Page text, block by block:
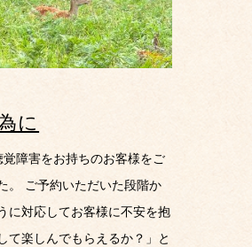
に
障害をお持ちのお客様をご
。 ご予約いただいた段階か
に対応してお客様に不安を抱
て楽しんでもらえるか？」と